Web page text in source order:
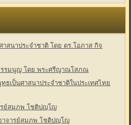
าสนาประจำชาติ โดย ดร.โอภาส กิจ
รรมนูญ โดย พระศรีญาณโสภณ
ธเป็นศาสนาประจำชาติในประเทศไทย
รย์สมภพ โชติปญฺโญ
าจารย์สมภพ โชติปญฺโญ